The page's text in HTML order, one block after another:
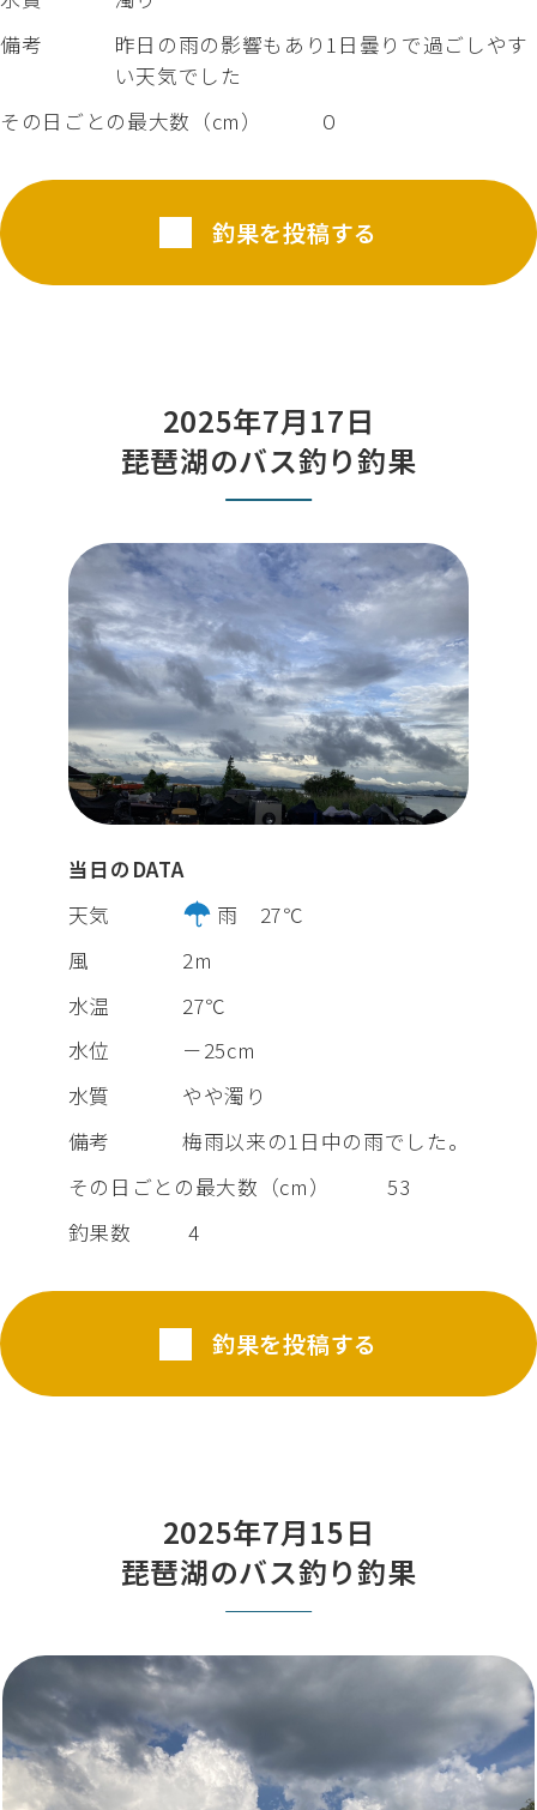
備考
昨日の雨の影響もあり1日曇りで過ごしやす
い天気でした
その日ごとの最大数（cm）
０
釣果を投稿する
2025年7月17日
琵琶湖のバス釣り釣果
当日のDATA
天気
雨 27℃
風
2m
水温
27℃
水位
－25cm
水質
やや濁り
備考
梅雨以来の1日中の雨でした。
その日ごとの最大数（cm）
53
釣果数
4
釣果を投稿する
2025年7月15日
琵琶湖のバス釣り釣果